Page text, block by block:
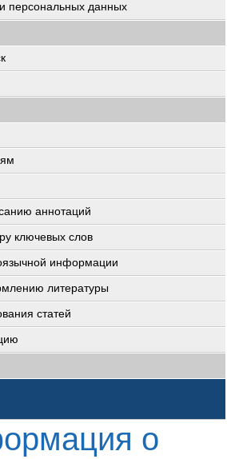
персональных данных
аннотаций
ключевых слов
информации
литературы
статей
о